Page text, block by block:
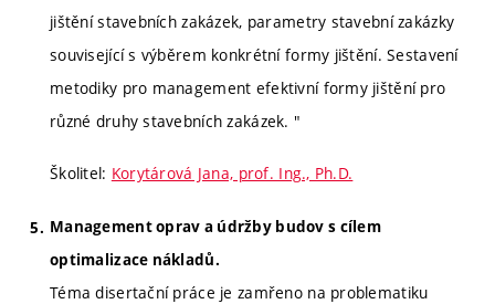
jištění stavebních zakázek, parametry stavební zakázky
související s výběrem konkrétní formy jištění. Sestavení
metodiky pro management efektivní formy jištění pro
různé druhy stavebních zakázek. "
Školitel: Korytárová Jana, prof. Ing., Ph.D.
Management oprav a údržby budov s cílem
optimalizace nákladů.
Téma disertační práce je zamřeno na problematiku